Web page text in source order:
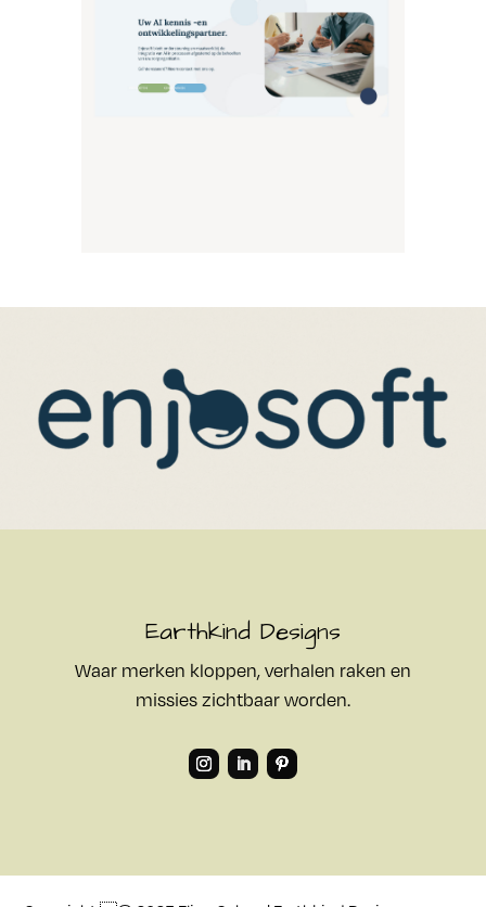
Earthkind Designs
Waar merken kloppen, verhalen raken en
missies zichtbaar worden.